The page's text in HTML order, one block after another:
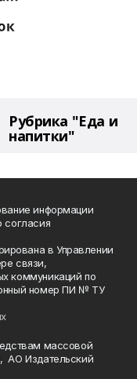
Рубрика "Еда и
напитки"
информации
согласия
в Управлении
связи,
коммуникаций по
номер ПИ № ТУ
массовой
АО Издательский